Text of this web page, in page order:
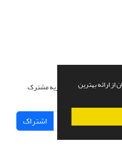
ارائه بهترین
نشریه در خبرنامه نشریه مشترک
اشتراک